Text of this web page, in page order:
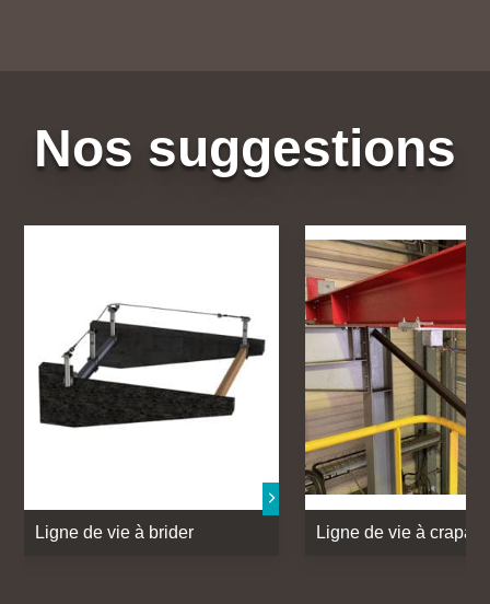
Nos suggestions
Ligne de vie à brider Ligne de vie à